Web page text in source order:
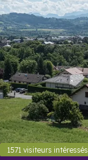
1571 visiteurs intéressés